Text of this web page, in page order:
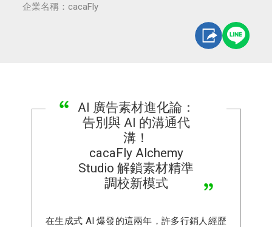
企業名稱：cacaFly
AI 廣告素材進化論：
告別與 AI 的溝通代
溝！
cacaFly Alchemy
Studio 解鎖素材精準
調校新模式
在生成式 AI 爆發的這兩年，許多行銷人經歷